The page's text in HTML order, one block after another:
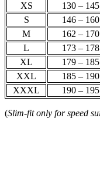
XS
130 – 145
S
146 – 160
M
162 – 170
L
173 – 178
XL
179 – 185
XXL
185 – 190
XXXL
190 – 195
(Slim-fit only for speed